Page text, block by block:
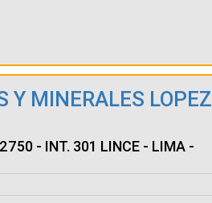
Y MINERALES LOPEZ
- INT. 301 LINCE - LIMA -